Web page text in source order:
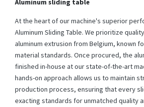
Aluminum sliding table
At the heart of our machine's superior
Aluminum Sliding Table. We prioritize
aluminum extrusion from Belgium, known
material standards. Once procured, the
finished in-house at our state-of-the-art
hands-on approach allows us to maintain
production process, ensuring that every
exacting standards for unmatched quality